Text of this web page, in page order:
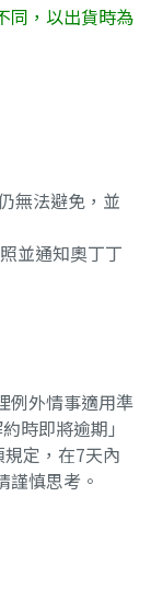
同，以出貨時為
無法避免，並
並通知奧丁丁
例外情事適用準
時即將逾期」
定，在7天內
謹慎思考。